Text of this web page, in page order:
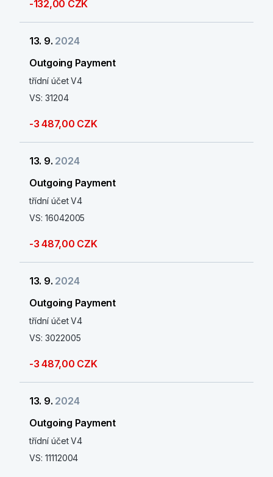
-132,00 CZK
13. 9. 2024
Outgoing Payment
třídní účet V4
VS: 31204
-3 487,00 CZK
13. 9. 2024
Outgoing Payment
třídní účet V4
VS: 16042005
-3 487,00 CZK
13. 9. 2024
Outgoing Payment
třídní účet V4
VS: 3022005
-3 487,00 CZK
13. 9. 2024
Outgoing Payment
třídní účet V4
VS: 11112004